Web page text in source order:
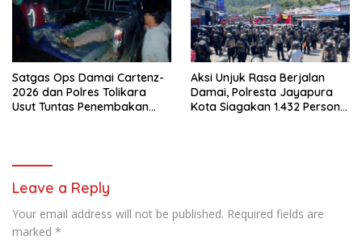
Satgas Ops Damai Cartenz-
2026 dan Polres Tolikara
Usut Tuntas Penembakan
Aksi Unjuk Rasa Berjalan
Damai, Polresta Jayapura
Kota Siagakan 1.432 Personel
Leave a Reply
Your email address will not be published. Required fields are
marked *